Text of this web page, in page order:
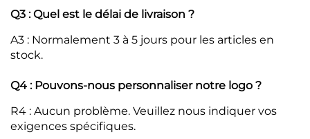
Q3 : Quel est le délai de livraison ?
A3 : Normalement 3 à 5 jours pour les articles en
stock.
Q4 : Pouvons-nous personnaliser notre logo ?
R4 : Aucun problème. Veuillez nous indiquer vos
exigences spécifiques.